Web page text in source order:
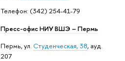
Телефон: (342) 254-41-79
Пресс-офис НИУ ВШЭ – Пермь
Пермь, ул. Студенческая, 38, ауд.
207